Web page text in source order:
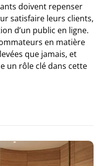
doivent repenser
satisfaire leurs clients,
d’un public en ligne.
en matière
que jamais, et
un rôle clé dans cette